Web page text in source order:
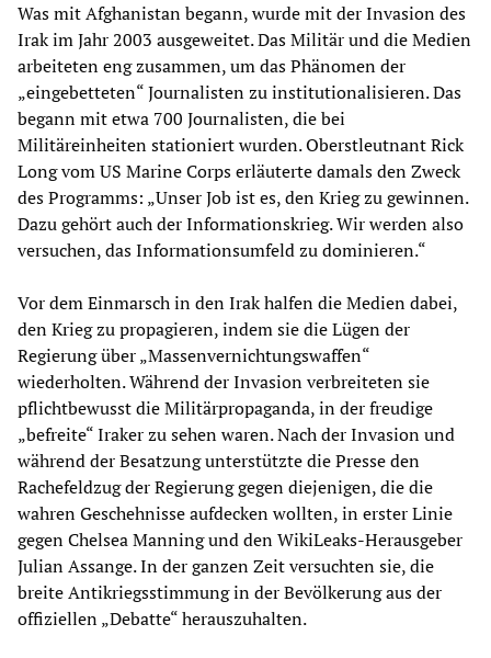
Was mit Afghanistan begann, wurde mit der Invasion des
Irak im Jahr 2003 ausgeweitet. Das Militär und die Medien
arbeiteten eng zusammen, um das Phänomen der
„eingebetteten“ Journalisten zu institutionalisieren. Das
begann mit etwa 700 Journalisten, die bei
Militäreinheiten stationiert wurden. Oberstleutnant Rick
Long vom US Marine Corps erläuterte damals den Zweck
des Programms: „Unser Job ist es, den Krieg zu gewinnen.
Dazu gehört auch der Informationskrieg. Wir werden also
versuchen, das Informationsumfeld zu dominieren.“
Vor dem Einmarsch in den Irak halfen die Medien dabei,
den Krieg zu propagieren, indem sie die Lügen der
Regierung über „Massenvernichtungswaffen“
wiederholten. Während der Invasion verbreiteten sie
pflichtbewusst die Militärpropaganda, in der freudige
„befreite“ Iraker zu sehen waren. Nach der Invasion und
während der Besatzung unterstützte die Presse den
Rachefeldzug der Regierung gegen diejenigen, die die
wahren Geschehnisse aufdecken wollten, in erster Linie
gegen Chelsea Manning und den WikiLeaks-Herausgeber
Julian Assange. In der ganzen Zeit versuchten sie, die
breite Antikriegsstimmung in der Bevölkerung aus der
offiziellen „Debatte“ herauszuhalten.